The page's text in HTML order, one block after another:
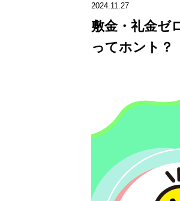
2024.11.27
敷金・礼金ゼ
ってホント？